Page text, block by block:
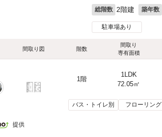
総階数 2階建 築年数
駐車場あり
間取り図 階数
間取り
専有面積
1階
1LDK
72.05㎡
バス・トイレ別 フローリング
提供